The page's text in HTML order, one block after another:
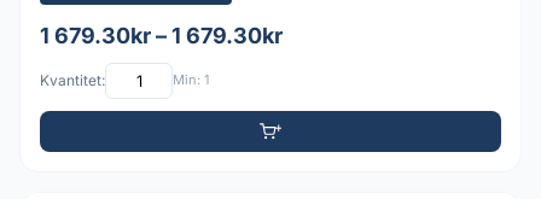
1 679.30kr – 1 679.30kr
Kvantitet: Min: 1